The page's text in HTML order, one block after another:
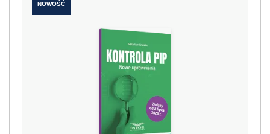
NOWOŚĆ